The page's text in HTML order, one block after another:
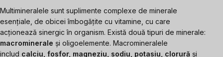
Multimineralele sunt suplimente complexe de minerale
esențiale, de obicei îmbogățite cu vitamine, cu care
acționează sinergic în organism. Există două tipuri de minerale:
macrominerale și oligoelemente. Macromineralele
includ calciu, fosfor, magneziu, sodiu, potasiu , clorură și